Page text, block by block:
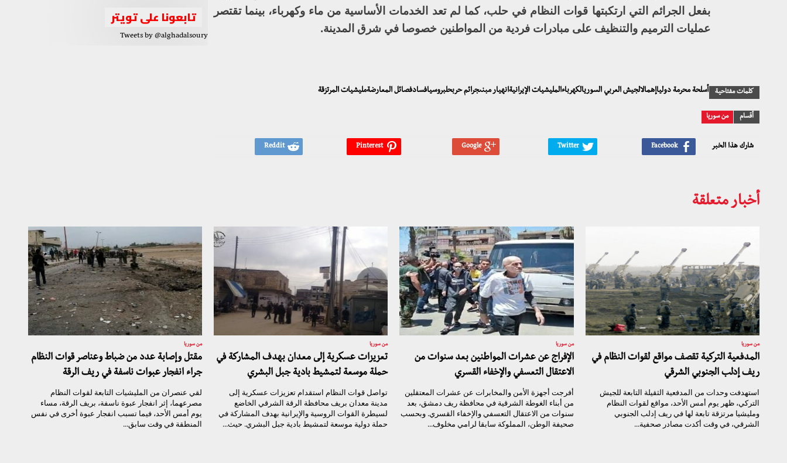
بفعل الجرائم التي ارتكبتها قوات النظام في حلب، كما لم تعد الخدمات الأساسية من ماء وكهرباء، بينما تقتصر
عمليات الترميم والتنظيف على مبادرات فردية من المواطنين خصوصا في شرق المدينة.
كلمات مفتاحية أسلحة محرمة دولياإهمالالجيش العربي السوريالكهرباءالمليشيات الإيرانيةانهيار مبنىجرائم حربحلبروسيافسادفصائل المعارضةمليشيات المرتزقة
أقسام من سوريا
شارك هذا الخبر
تابعونا على تويتر
Tweets by @alghadalsoury
أخبار متعلقة
من سوريا
المدفعية التركية تقصف مواقع لقوات النظام في
ريف إدلب الجنوبي الشرقي
استهدفت وحدات من المدفعية الثقيلة التابعة للجيش
التركي، ظهر يوم أمس الأحد، مواقع لقوات النظام
ومليشيا مرتزقة تابعة لها في ريف إدلب الجنوبي
الشرقي، في وقت أكدت مصادر صحفية...
من سوريا
الإفراج عن عشرات المواطنين بعد سنوات من
الاعتقال التعسفي والإخفاء القسري
أفرجت أجهزة الأمن والمخابرات عن عشرات المعتقلين
من أبناء الغوطة الشرقية في محافظة ريف دمشق، بعد
سنوات من الاعتقال التعسفي والإخفاء القسري. وبحسب
صحيفة الوطن، المملوكة سابقا لرامي مخلوف...
من سوريا
تعزيزات عسكرية إلى معدان بهدف المشاركة في
حملة موسعة لتمشيط بادية جبل البشري
تواصل قوات النظام استقدام تعزيزات عسكرية إلى
مدينة معدان بريف محافظة الرقة الشرقي الخاضع
لسيطرة القوات الروسية والإيرانية بهدف المشاركة في
حملة دولية موسعة لتمشيط بادية جبل البشري. حيث...
من سوريا
مقتل وإصابة عدد من ضباط وعناصر قوات النظام
جراء انفجار عبوات ناسفة في ريف الرقة
لقي عنصران من المليشيات التابعة لقوات النظام
مصرعهما، إثر انفجار عبوة ناسفة، بريف الرقة، مساء
يوم أمس الأحد، فيما تسبب انفجار عبوة أخرى في نفس
المنطقة في وقت سابق...